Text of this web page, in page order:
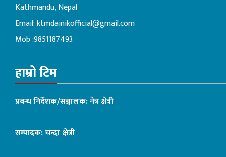
Kathmandu, Nepal
Email:ktmdainikofficial@gmail.com
Mob :9851187493
हाम्रो टिम
प्रबन्ध निर्देशक/सञ्चालक: नेत्र क्षेत्री
सम्पादक: चन्दा क्षेत्री